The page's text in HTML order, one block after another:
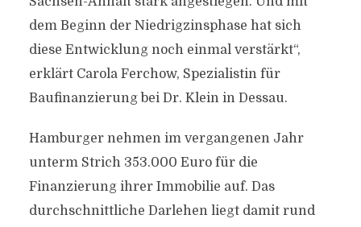
dem Beginn der Niedrigzinsphase hat sich
diese Entwicklung noch einmal verstärkt“,
erklärt Carola Ferchow, Spezialistin für
Baufinanzierung bei Dr. Klein in Dessau.
Hamburger nehmen im vergangenen Jahr
unterm Strich 353.000 Euro für die
Finanzierung ihrer Immobilie auf. Das
durchschnittliche Darlehen liegt damit rund